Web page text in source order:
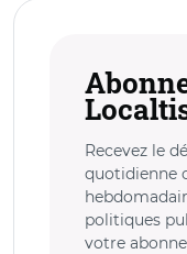
Recevez le
quotidienne
politiques
votre